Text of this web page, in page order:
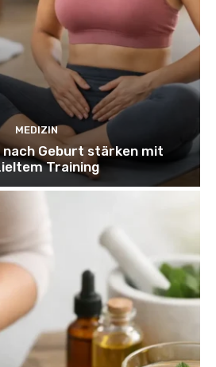
MEDIZIN
nach Geburt stärken mit
Training